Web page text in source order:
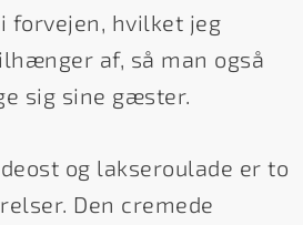
forvejen, hvilket jeg
af, så man også
sig sine gæster.
og lakseroulade er to
Den cremede